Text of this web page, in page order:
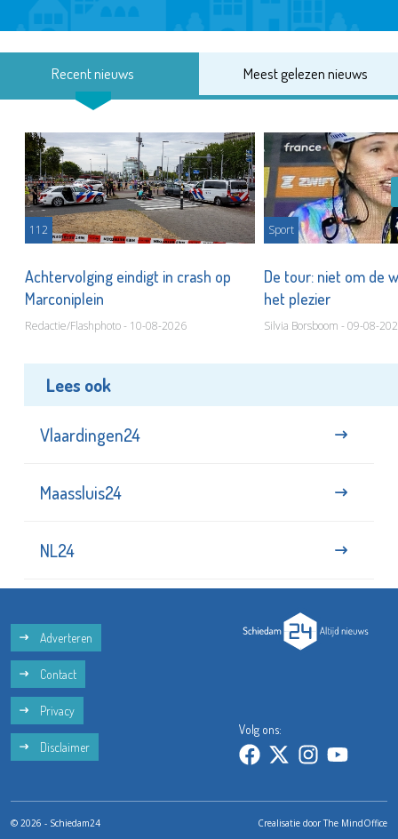
Recent nieuws Meest gelezen nieuws
112
Achtervolging eindigt in crash op
Marconiplein
Redactie/Flashphoto - 10-08-2026
Sport
De tour: niet om de
het plezier
Silvia Borsboom - 09-08-
Lees ook
Vlaardingen24
Maassluis24
NL24
Adverteren
Contact
Privacy
Disclaimer
Volg ons:
© 2026 - Schiedam24 Crealisatie doorThe MindOffice